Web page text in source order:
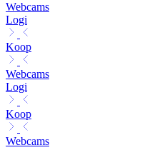
Webcams
Logi
Koop
Webcams
Logi
Koop
Webcams